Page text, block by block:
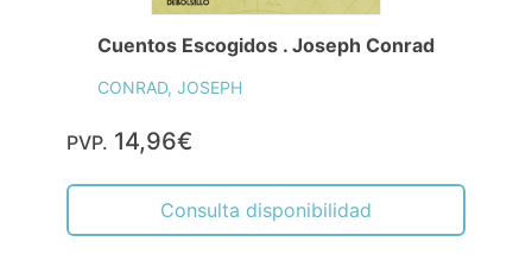
Cuentos Escogidos . Joseph Conrad
CONRAD, JOSEPH
PVP. 14,96€
Consulta disponibilidad